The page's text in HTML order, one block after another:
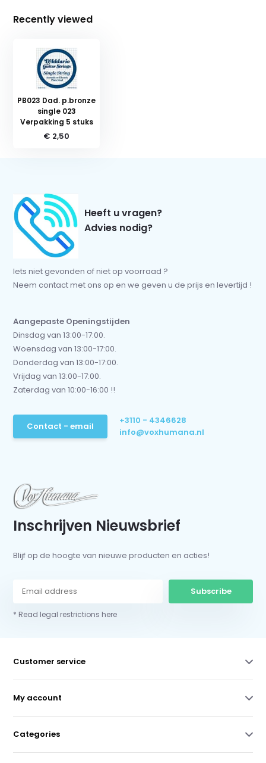
Recently viewed
PB023 Dad. p.bronze
single 023
Verpakking 5 stuks
€ 2,50
Heeft u vragen?
Advies nodig?
Iets niet gevonden of niet op voorraad ?
Neem contact met ons op en we geven u de prijs en levertijd !
Aangepaste Openingstijden
Dinsdag van 13:00-17:00.
Woensdag van 13:00-17:00.
Donderdag van 13:00-17:00.
Vrijdag van 13:00-17:00.
Zaterdag van 10:00-16:00 !!
Contact - email
+3110 - 4346628
info@voxhumana.nl
Inschrijven Nieuwsbrief
Blijf op de hoogte van nieuwe producten en acties!
Subscribe
* Read legal restrictions here
Customer service
My account
Categories